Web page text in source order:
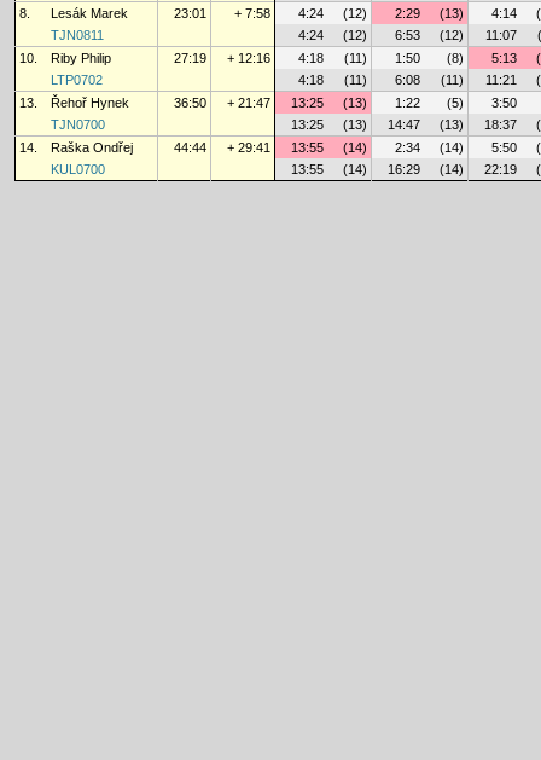
8.
Lesák Marek 23:01 + 7:58 4:24 (12) 2:29 (13) 4:14
TJN0811
4:24 (12) 6:53 (12) 11:07
10.
Riby Philip 27:19 + 12:16 4:18 (11) 1:50 (8) 5:13
LTP0702
4:18 (11) 6:08 (11) 11:21
13.
Řehoř Hynek 36:50 + 21:47 13:25 (13) 1:22 (5)
3:50
TJN0700
13:25 (13) 14:47 (13) 18:37
14.
Raška Ondřej 44:44 + 29:41 13:55 (14) 2:34 (14) 5:50
KUL0700
13:55 (14) 16:29 (14) 22:19